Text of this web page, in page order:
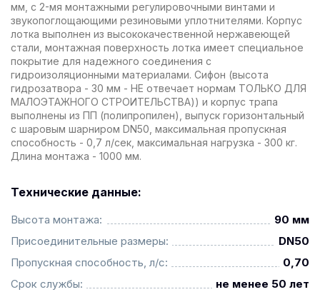
мм, с 2-мя монтажными регулировочными винтами и
звукопоглощающими резиновыми уплотнителями. Корпус
лотка выполнен из высококачественной нержавеющей
стали, монтажная поверхность лотка имеет специальное
покрытие для надежного соединения с
гидроизоляционными материалами. Сифон (высота
гидрозатвора - 30 мм - НЕ отвечает нормам ТОЛЬКО ДЛЯ
МАЛОЭТАЖНОГО СТРОИТЕЛЬСТВА)) и корпус трапа
выполнены из ПП (полипропилен), выпуск горизонтальный
с шаровым шарниром DN50, максимальная пропускная
способность - 0,7 л/сек, максимальная нагрузка - 300 кг.
Длина монтажа - 1000 мм.
Технические данные:
Высота монтажа:
90 мм
Присоединительные размеры:
DN50
Пропускная способность, л/с:
0,70
Срок службы:
не менее 50 лет